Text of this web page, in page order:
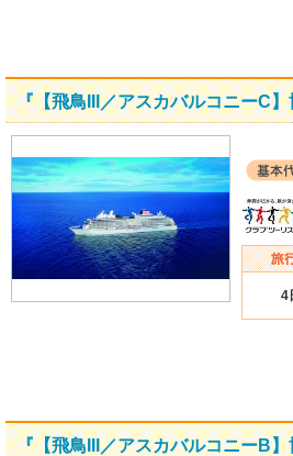
『【飛鳥III／アスカバルコニーC
4
『【飛鳥III／アスカバルコニーB